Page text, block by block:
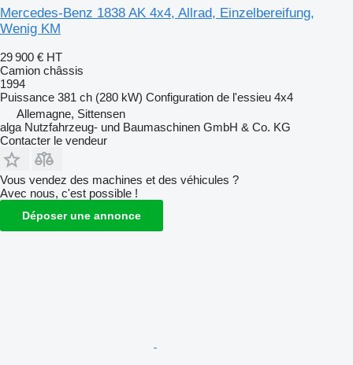
Mercedes-Benz 1838 AK 4x4, Allrad, Einzelbereifung,
Wenig KM
29 900 € HT
Camion châssis
1994
Puissance 381 ch (280 kW) Configuration de l'essieu 4x4
Allemagne, Sittensen
alga Nutzfahrzeug- und Baumaschinen GmbH & Co. KG
Contacter le vendeur
Vous vendez des machines et des véhicules ?
Avec nous, c'est possible !
Déposer une annonce